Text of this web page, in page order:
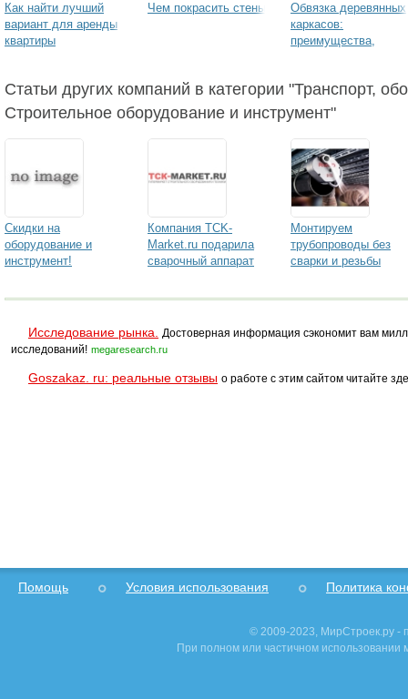
Как найти лучший
вариант для аренды
квартиры
Чем покрасить стены
Обвязка деревянных
каркасов:
преимущества,
Статьи других компаний в категории "Транспорт,
Строительное оборудование и инструмент"
Скидки на
оборудование и
инструмент!
Компания TCK-
Market.ru подарила
сварочный аппарат
Монтируем
трубопроводы без
сварки и резьбы
Исследование рынка.
Достоверная информация сэкономит вам
исследований! megaresearch.ru
Goszakaz. ru: реальные отзывы о работе с этим сайтом читайте
Помощь Условия использования Политика
© 2009-2023, МирСтроек.ру -
При полном или частичном использовании